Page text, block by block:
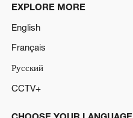
EXPLORE MORE
English
Français
Русский
CCTV+